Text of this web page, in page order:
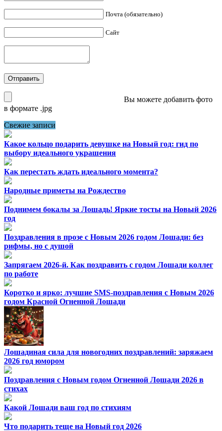
Почта (обязательно)
Сайт
Вы можете добавить фото
в формате .jpg
Свежие записи
Какое кольцо подарить девушке на Новый год: гид по
выбору идеального украшения
Как перестать ждать идеального момента?
Народные приметы на Рождество
Поднимем бокалы за Лошадь! Яркие тосты на Новый 2026
год
Поздравления в прозе с Новым 2026 годом Лошади: без
рифмы, но с душой
Запрягаем 2026-й. Как поздравить с годом Лошади коллег
по работе
Коротко и ярко: лучшие SMS-поздравления с Новым 2026
годом Красной Огненной Лошади
Лошадиная сила для новогодних поздравлений: заряжаем
2026 год юмором
Поздравления с Новым годом Огненной Лошади 2026 в
стихах
Какой Лошади ваш год по стихиям
Что подарить теще на Новый год 2026